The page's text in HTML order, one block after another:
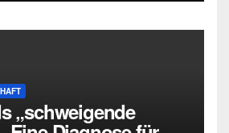
„schweigende